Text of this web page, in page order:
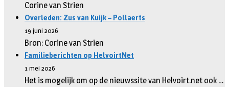
Corine van Strien
Overleden: Zus van Kuijk – Pollaerts
19 juni 2026
Bron: Corine van Strien
Familieberichten op HelvoirtNet
1 mei 2026
Het is mogelijk om op de nieuwssite van Helvoirt.net ook …